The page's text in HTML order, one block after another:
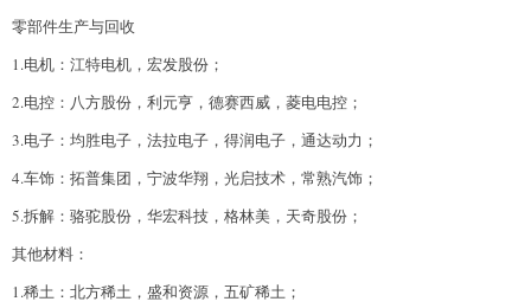
零部件生产与回收
1.电机：江特电机，宏发股份；
2.电控：八方股份，利元亨，德赛西威，菱电电控；
3.电子：均胜电子，法拉电子，得润电子，通达动力；
4.车饰：拓普集团，宁波华翔，光启技术，常熟汽饰；
5.拆解：骆驼股份，华宏科技，格林美，天奇股份；
其他材料：
1.稀土：北方稀土，盛和资源，五矿稀土；